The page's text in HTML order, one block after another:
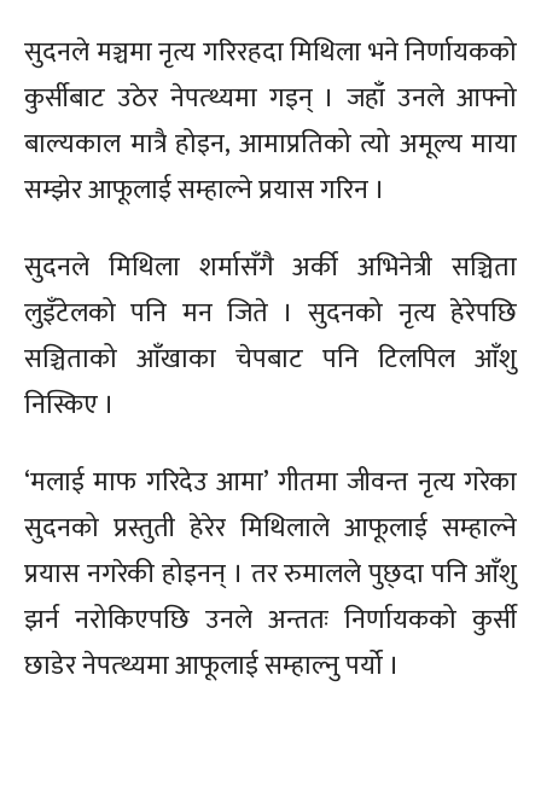
सुदनले मञ्चमा नृत्य गरिरहदा मिथिला भने निर्णायकको
कुर्सीबाट उठेर नेपत्थ्यमा गइन् । जहाँ उनले आफ्नो
बाल्यकाल मात्रै होइन, आमाप्रतिको त्यो अमूल्य माया
सम्झेर आफूलाई सम्हाल्ने प्रयास गरिन ।
सुदनले मिथिला शर्मासँगै अर्की अभिनेत्री सञ्चिता
लुइँटेलको पनि मन जिते । सुदनको नृत्य हेरेपछि
सञ्चिताको आँखाका चेपबाट पनि टिलपिल आँशु
निस्किए ।
‘मलाई माफ गरिदेउ आमा’ गीतमा जीवन्त नृत्य गरेका
सुदनको प्रस्तुती हेरेर मिथिलाले आफूलाई सम्हाल्ने
प्रयास नगरेकी होइनन् । तर रुमालले पुछ्दा पनि आँशु
झर्न नरोकिएपछि उनले अन्ततः निर्णायकको कुर्सी
छाडेर नेपत्थ्यमा आफूलाई सम्हाल्नु पर्यो ।